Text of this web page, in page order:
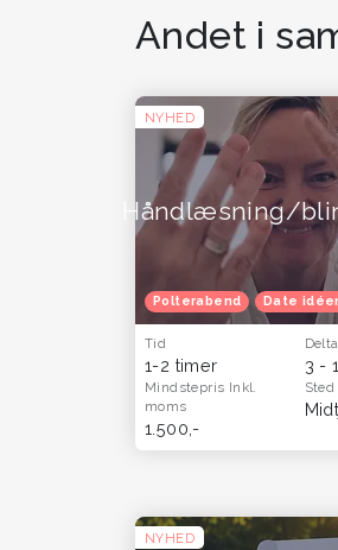
Andet i
NYHED
Håndlæsning/
Polterabend Date idéer
Tid
1-2 timer 3 -
Mindstepris Inkl.
moms
1.500,-
Sted
NYHED